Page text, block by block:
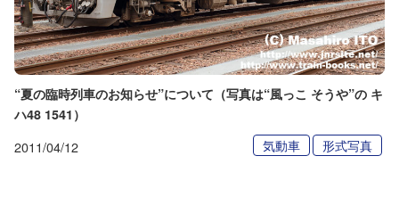
“夏の臨時列車のお知らせ”について（写真は“風っこ そうや”の キ
ハ48 1541）
2011/04/12 気動車 形式写真